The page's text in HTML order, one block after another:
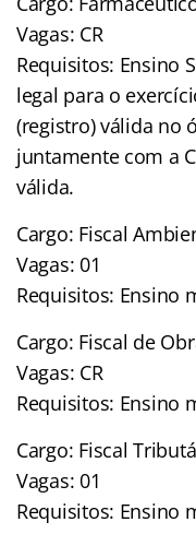
Vagas: CR
Requisitos: Ensino
legal para o
(registro) válida no
juntamente com a
válida.
Cargo: Fiscal
Vagas: 01
Requisitos: Ensino
Cargo: Fiscal de
Vagas: CR
Requisitos: Ensino
Cargo: Fiscal
Vagas: 01
Requisitos: Ensino